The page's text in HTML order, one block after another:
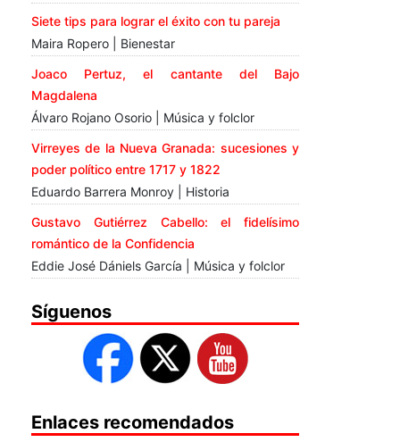
Siete tips para lograr el éxito con tu pareja
Maira Ropero | Bienestar
Joaco Pertuz, el cantante del Bajo
Magdalena
Álvaro Rojano Osorio | Música y folclor
Virreyes de la Nueva Granada: sucesiones y
poder político entre 1717 y 1822
Eduardo Barrera Monroy | Historia
Gustavo Gutiérrez Cabello: el fidelísimo
romántico de la Confidencia
Eddie José Dániels García | Música y folclor
Síguenos
Enlaces recomendados